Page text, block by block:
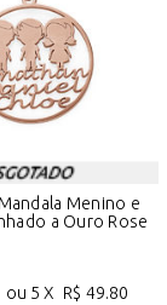
Menino e
a Ouro Rose
ou 5 X R$ 49.80